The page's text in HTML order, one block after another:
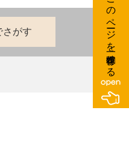
さがす このページを一時保存する